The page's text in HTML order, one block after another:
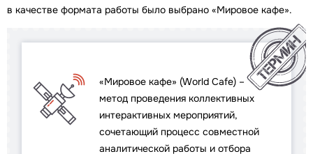
в качестве формата работы было выбрано «Мировое кафе».
«Мировое кафе» (World Cafe) –
метод проведения коллективных
интерактивных мероприятий,
сочетающий процесс совместной
аналитической работы и отбора